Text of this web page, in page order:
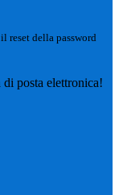
reset della password
posta elettronica!